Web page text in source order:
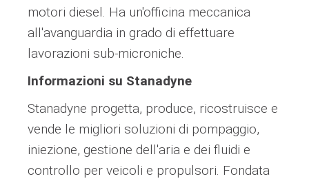
motori diesel. Ha un'officina meccanica
all'avanguardia in grado di effettuare
lavorazioni sub-microniche.
Informazioni su Stanadyne
Stanadyne progetta, produce, ricostruisce e
vende le migliori soluzioni di pompaggio,
iniezione, gestione dell'aria e dei fluidi e
controllo per veicoli e propulsori. Fondata